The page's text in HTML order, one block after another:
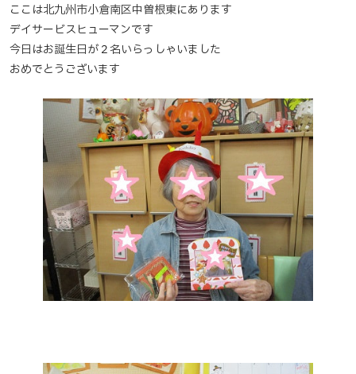
ここは北九州市小倉南区中曽根東にあります
デイサービスヒューマンです
今日はお誕生日が２名いらっしゃいました
おめでとうございます